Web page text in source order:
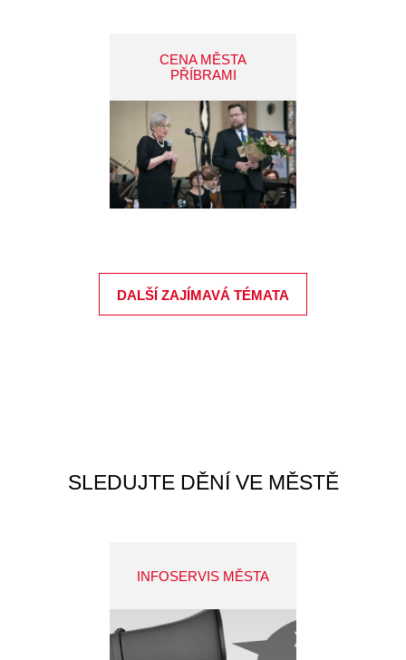
CENA MĚSTA
PŘÍBRAMI
DALŠÍ ZAJÍMAVÁ TÉMATA
SLEDUJTE DĚNÍ VE MĚSTĚ
INFOSERVIS MĚSTA